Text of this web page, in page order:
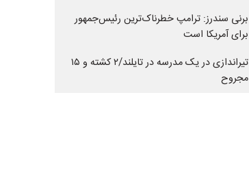
برنی سندرز: ترامپ خطرناک‌ترین رئیس‌جمهور
برای آمریکا است
تیراندازی در یک مدرسه در تایلند/۲ کشته و ۱۵
مجروح